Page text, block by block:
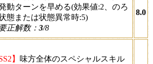
動ターンを早める(効果値:2、のろ
態または状態異常時:5)
正解数： 3/8
8.0
】 味方全体のスペシャルスキル